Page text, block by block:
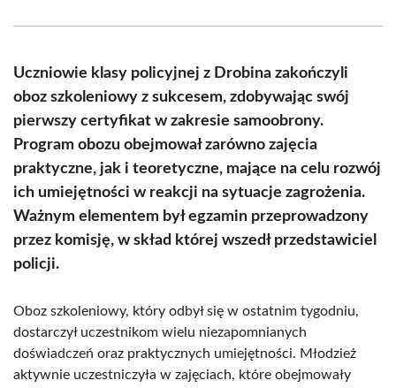
(Twitter)
Uczniowie klasy policyjnej z Drobina zakończyli
oboz szkoleniowy z sukcesem, zdobywając swój
pierwszy certyfikat w zakresie samoobrony.
Program obozu obejmował zarówno zajęcia
praktyczne, jak i teoretyczne, mające na celu rozwój
ich umiejętności w reakcji na sytuacje zagrożenia.
Ważnym elementem był egzamin przeprowadzony
przez komisję, w skład której wszedł przedstawiciel
policji.
Oboz szkoleniowy, który odbył się w ostatnim tygodniu,
dostarczył uczestnikom wielu niezapomnianych
doświadczeń oraz praktycznych umiejętności. Młodzież
aktywnie uczestniczyła w zajęciach, które obejmowały